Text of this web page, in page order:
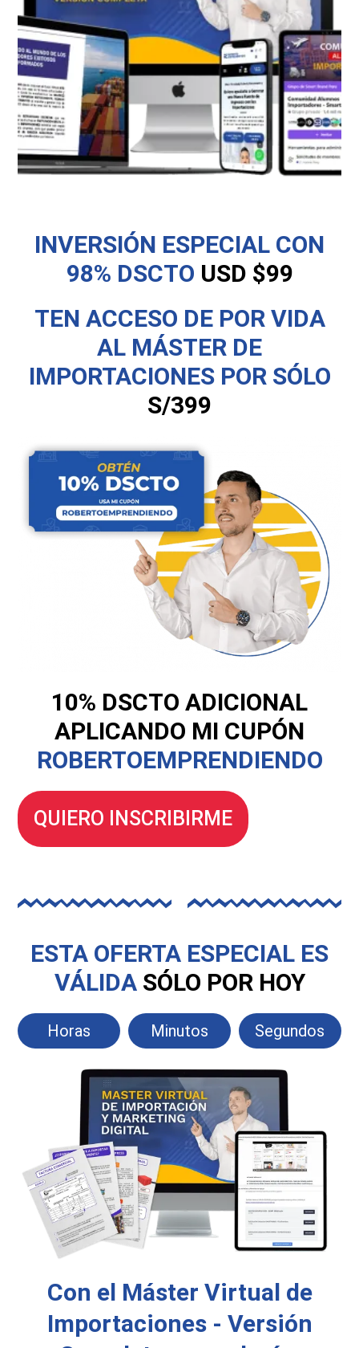
INVERSIÓN ESPECIAL CON
98% DSCTO USD $99
TEN ACCESO DE POR VIDA
AL MÁSTER DE
IMPORTACIONES POR SÓLO
S/399
10% DSCTO ADICIONAL
APLICANDO MI CUPÓN
ROBERTOEMPRENDIENDO
QUIERO INSCRIBIRME
ESTA OFERTA ESPECIAL ES
VÁLIDA SÓLO POR HOY
Horas Minutos Segundos
Con el Máster Virtual de
Importaciones - Versión